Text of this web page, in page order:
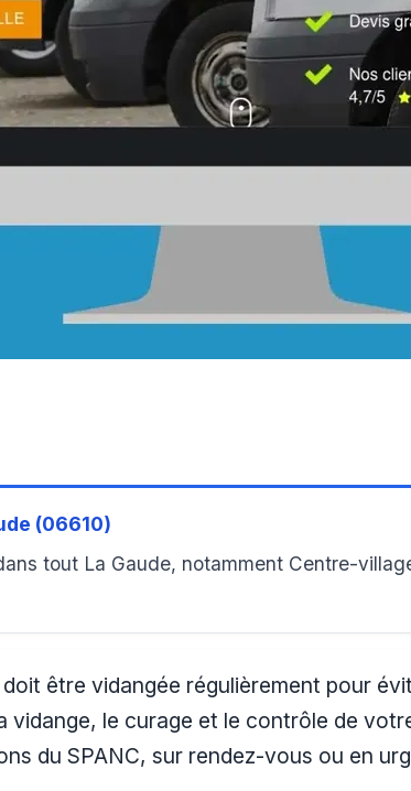
(06610)
tout La Gaude, notamment Centre-
être vidangée régulièrement pour
vidange, le curage et le contrôle de
du SPANC, sur rendez-vous ou en